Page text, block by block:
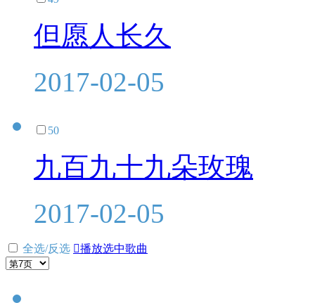
但愿人长久
2017-02-05
50
九百九十九朵玫瑰
2017-02-05
全选/反选 播放选中歌曲